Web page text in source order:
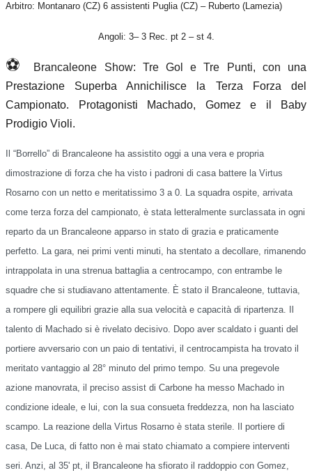
Arbitro: Montanaro (CZ) 6 assistenti Puglia (CZ) – Ruberto (Lamezia)
Angoli: 3– 3 Rec. pt 2 – st 4.
⚽️ Brancaleone Show: Tre Gol e Tre Punti, con una
Prestazione Superba Annichilisce la Terza Forza del
Campionato. Protagonisti Machado, Gomez e il Baby
Prodigio Violi.
Il “Borrello” di Brancaleone ha assistito oggi a una vera e propria
dimostrazione di forza che ha visto i padroni di casa battere la Virtus
Rosarno con un netto e meritatissimo 3 a 0. La squadra ospite, arrivata
come terza forza del campionato, è stata letteralmente surclassata in ogni
reparto da un Brancaleone apparso in stato di grazia e praticamente
perfetto. La gara, nei primi venti minuti, ha stentato a decollare, rimanendo
intrappolata in una strenua battaglia a centrocampo, con entrambe le
squadre che si studiavano attentamente. È stato il Brancaleone, tuttavia,
a rompere gli equilibri grazie alla sua velocità e capacità di ripartenza. Il
talento di Machado si è rivelato decisivo. Dopo aver scaldato i guanti del
portiere avversario con un paio di tentativi, il centrocampista ha trovato il
meritato vantaggio al 28° minuto del primo tempo. Su una pregevole
azione manovrata, il preciso assist di Carbone ha messo Machado in
condizione ideale, e lui, con la sua consueta freddezza, non ha lasciato
scampo. La reazione della Virtus Rosarno è stata sterile. Il portiere di
casa, De Luca, di fatto non è mai stato chiamato a compiere interventi
seri. Anzi, al 35' pt, il Brancaleone ha sfiorato il raddoppio con Gomez,